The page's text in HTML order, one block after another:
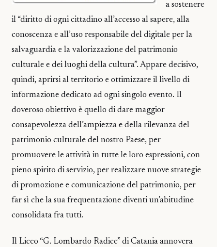
a sostenere
il “diritto di ogni cittadino all’accesso al sapere, alla
conoscenza e all’uso responsabile del digitale per la
salvaguardia e la valorizzazione del patrimonio
culturale e dei luoghi della cultura”. Appare decisivo,
quindi, aprirsi al territorio e ottimizzare il livello di
informazione dedicato ad ogni singolo evento. Il
doveroso obiettivo è quello di dare maggior
consapevolezza dell’ampiezza e della rilevanza del
patrimonio culturale del nostro Paese, per
promuovere le attività in tutte le loro espressioni, con
pieno spirito di servizio, per realizzare nuove strategie
di promozione e comunicazione del patrimonio, per
far sì che la sua frequentazione diventi un’abitudine
consolidata fra tutti.
Il Liceo “G. Lombardo Radice” di Catania annovera